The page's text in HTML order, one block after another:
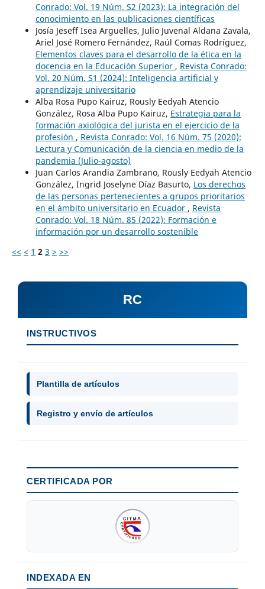
Conrado: Vol. 19 Núm. S2 (2023): La integración del
conocimiento en las publicaciones científicas
Josía Jeseff Isea Arguelles, Julio Juvenal Aldana Zavala,
Ariel José Romero Fernández, Raúl Comas Rodríguez,
Elementos claves para el desarrollo de la ética en la
docencia en la Educación Superior , Revista Conrado:
Vol. 20 Núm. S1 (2024): Inteligencia artificial y
aprendizaje universitario
Alba Rosa Pupo Kairuz, Rously Eedyah Atencio
González, Rosa Alba Pupo Kairuz, Estrategia para la
formación axiológica del jurista en el ejercicio de la
profesión , Revista Conrado: Vol. 16 Núm. 75 (2020):
Lectura y Comunicación de la ciencia en medio de la
pandemia (Julio-agosto)
Juan Carlos Arandia Zambrano, Rously Eedyah Atencio
González, Ingrid Joselyne Díaz Basurto, Los derechos
de las personas pertenecientes a grupos prioritarios
en el ámbito universitario en Ecuador , Revista
Conrado: Vol. 18 Núm. 85 (2022): Formación e
información por un desarrollo sostenible
<< < 1 2 3 > >>
RC
INSTRUCTIVOS
Plantilla de artículos
Registro y envío de artículos
CERTIFICADA POR
INDEXADA EN